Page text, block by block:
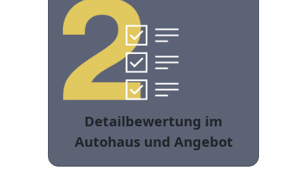
Detailbewertung im
Autohaus und Angebot